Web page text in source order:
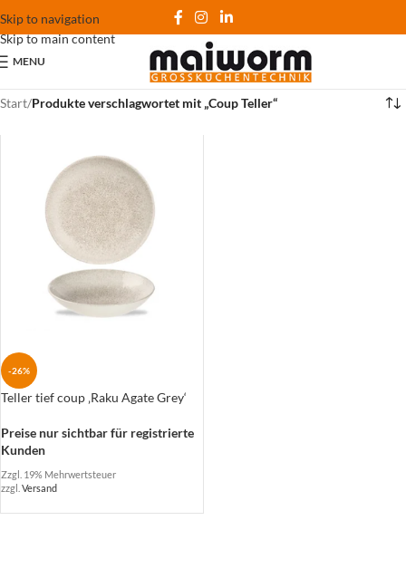
Skip to navigation
Skip to main content
MENU
Start/Produkte verschlagwortet mit „Coup Teller“
-26%
Teller tief coup ‚Raku Agate Grey‘
Preise nur sichtbar für registrierte
Kunden
Zzgl. 19% Mehrwertsteuer
zzgl. Versand